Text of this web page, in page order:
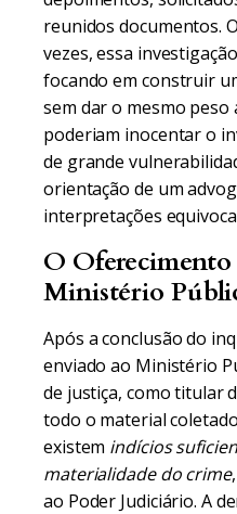
reunidos documentos.
vezes, essa
focando em construir
sem dar o mesmo peso
poderiam inocentar o
de grande
orientação de um
interpretações
O
Ministério
Após a conclusão do
enviado ao Ministério
de justiça, como titular
todo o material
existem indícios
materialidade do crime
ao Poder Judiciário. A